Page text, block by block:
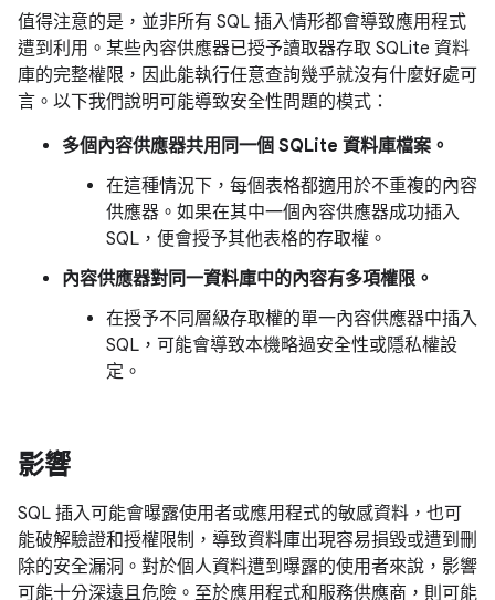
值得注意的是，並非所有 SQL 插入情形都會導致應用程式
遭到利用。某些內容供應器已授予讀取器存取 SQLite 資料
庫的完整權限，因此能執行任意查詢幾乎就沒有什麼好處可
言。以下我們說明可能導致安全性問題的模式：
多個內容供應器共用同一個 SQLite 資料庫檔案。
在這種情況下，每個表格都適用於不重複的內容
供應器。如果在其中一個內容供應器成功插入
SQL，便會授予其他表格的存取權。
內容供應器對同一資料庫中的內容有多項權限。
在授予不同層級存取權的單一內容供應器中插入
SQL，可能會導致本機略過安全性或隱私權設
定。
影響
SQL 插入可能會曝露使用者或應用程式的敏感資料，也可
能破解驗證和授權限制，導致資料庫出現容易損毀或遭到刪
除的安全漏洞。對於個人資料遭到曝露的使用者來說，影響
可能十分深遠且危險。至於應用程式和服務供應商，則可能